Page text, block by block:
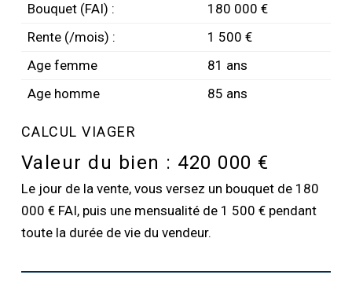
Bouquet (FAI) :
180 000 €
Rente (/mois) :
1 500 €
Age femme
81 ans
Age homme
85 ans
CALCUL VIAGER
Valeur du bien : 420 000 €
Le jour de la vente, vous versez un bouquet de 180
000 € FAI, puis une mensualité de 1 500 € pendant
toute la durée de vie du vendeur.